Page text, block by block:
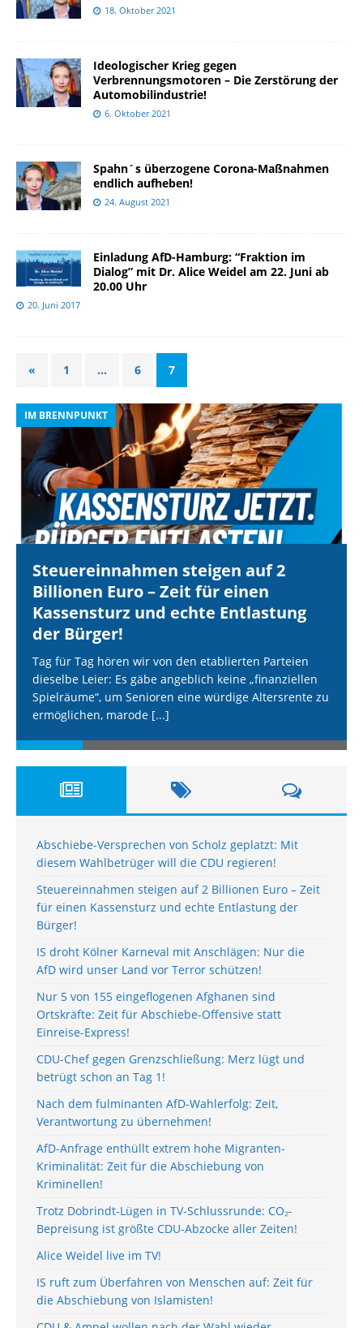
18. Oktober 2021
Ideologischer Krieg gegen
Verbrennungsmotoren – Die Zerstörung der
Automobilindustrie!
6. Oktober 2021
Spahn´s überzogene Corona-Maßnahmen
endlich aufheben!
24. August 2021
Einladung AfD-Hamburg: “Fraktion im
Dialog” mit Dr. Alice Weidel am 22. Juni ab
20.00 Uhr
20. Juni 2017
« 1 … 6 7
IM BRENNPUNKT
Steuereinnahmen steigen auf 2
Billionen Euro – Zeit für einen
Kassensturz und echte Entlastung
der Bürger!
Tag für Tag hören wir von den etablierten Parteien
dieselbe Leier: Es gäbe angeblich keine „finanziellen
Spielräume“, um Senioren eine würdige Altersrente zu
ermöglichen, marode [...]
Abschiebe-Versprechen von Scholz geplatzt: Mit
diesem Wahlbetrüger will die CDU regieren!
Steuereinnahmen steigen auf 2 Billionen Euro – Zeit
für einen Kassensturz und echte Entlastung der
Bürger!
IS droht Kölner Karneval mit Anschlägen: Nur die
AfD wird unser Land vor Terror schützen!
Nur 5 von 155 eingeflogenen Afghanen sind
Ortskräfte: Zeit für Abschiebe-Offensive statt
Einreise-Express!
CDU-Chef gegen Grenzschließung: Merz lügt und
betrügt schon an Tag 1!
Nach dem fulminanten AfD-Wahlerfolg: Zeit,
Verantwortung zu übernehmen!
AfD-Anfrage enthüllt extrem hohe Migranten-
Kriminalität: Zeit für die Abschiebung von
Kriminellen!
Trotz Dobrindt-Lügen in TV-Schlussrunde: CO₂-
Bepreisung ist größte CDU-Abzocke aller Zeiten!
Alice Weidel live im TV!
IS ruft zum Überfahren von Menschen auf: Zeit für
die Abschiebung von Islamisten!